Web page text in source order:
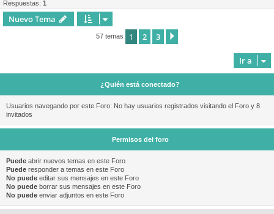
Respuestas: 1
Nuevo Tema
57 temas 1 2 3
Ir a
¿Quién está conectado?
Usuarios navegando por este Foro: No hay usuarios registrados visitando el Foro y 8
invitados
Permisos del foro
Puede abrir nuevos temas en este Foro
Puede responder a temas en este Foro
No puede editar sus mensajes en este Foro
No puede borrar sus mensajes en este Foro
No puede enviar adjuntos en este Foro